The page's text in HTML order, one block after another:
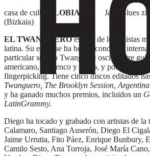
casa de cultura
LOBIANO Jazz-Blues
(Bizkaia)
EL TWANGUEROes uno de los artistas
latina. Su estilo se ha hecho conocido
particular sonido Twang que oscila entre
americano, flamenco y tango, y por su
fingerpicking. Tiene cinco discos editados
Twanguero, The Brooklyn Session,
y ha ganado muchos premios, incluidos un
LatinGrammy.
Diego ha tocado y grabado con artistas de la
Calamaro, Santiago Auserón, Diego El
Jaime Urrutia, Fito Páez, Enrique Bunbury,
Camilo Sesto, Ana Torroja, José María